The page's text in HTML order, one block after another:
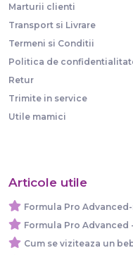
Marturii clienti
Transport si Livrare
Termeni si Conditii
Politica de
Retur
Trimite in service
Utile mamici
Articole utile
Formula Pro
Formula Pro Advanced
Cum se viziteaza un